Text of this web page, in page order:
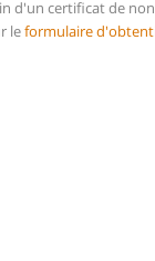
d'un certificat de
leformulaire